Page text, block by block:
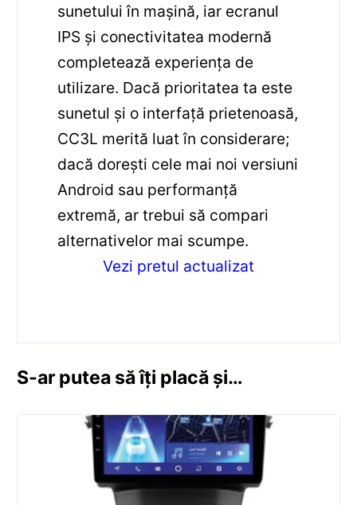
sunetului în mașină, iar ecranul
IPS și conectivitatea modernă
completează experiența de
utilizare. Dacă prioritatea ta este
sunetul și o interfață prietenoasă,
CC3L merită luat în considerare;
dacă dorești cele mai noi versiuni
Android sau performanță
extremă, ar trebui să compari
alternativelor mai scumpe.
Vezi pretul actualizat
S-ar putea să îți placă și…